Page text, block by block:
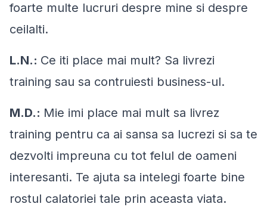
foarte multe lucruri despre mine si despre
ceilalti.
L.N.: Ce iti place mai mult? Sa livrezi
training sau sa contruiesti business-ul.
M.D.: Mie imi place mai mult sa livrez
training pentru ca ai sansa sa lucrezi si sa te
dezvolti impreuna cu tot felul de oameni
interesanti. Te ajuta sa intelegi foarte bine
rostul calatoriei tale prin aceasta viata.